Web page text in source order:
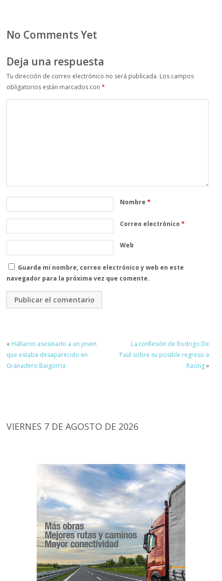
No Comments Yet
Deja una respuesta
Tu dirección de correo electrónico no será publicada. Los campos
obligatorios están marcados con*
Nombre*
Correo electrónico*
Web
Guarda mi nombre, correo electrónico y web en este
navegador para la próxima vez que comente.
« Hallaron asesinado a un joven
que estaba desaparecido en
Granadero Baigorria
La confesión de Rodrigo De
Paul sobre su posible regreso a
Racing»
VIERNES 7 DE AGOSTO DE 2026